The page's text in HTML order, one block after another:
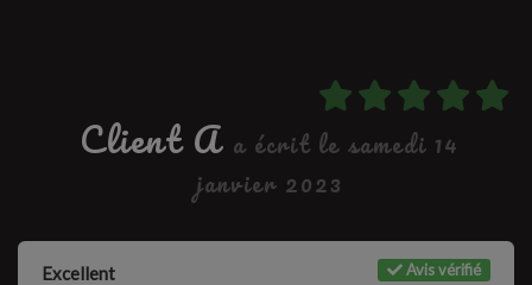
Client A a écrit le samedi 14
janvier 2023
Avis vérifié
Excellent